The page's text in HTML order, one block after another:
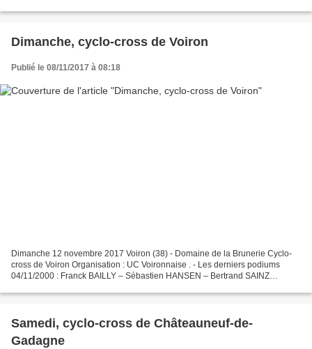
Dimanche, cyclo-cross de Voiron
Publié le 08/11/2017 à 08:18
Dimanche 12 novembre 2017 Voiron (38) - Domaine de la Brunerie Cyclo-
cross de Voiron Organisation : UC Voironnaise . - Les derniers podiums
04/11/2000 : Franck BAILLY – Sébastien HANSEN – Bertrand SAINZ
Samedi, cyclo-cross de Châteauneuf-de-
Gadagne